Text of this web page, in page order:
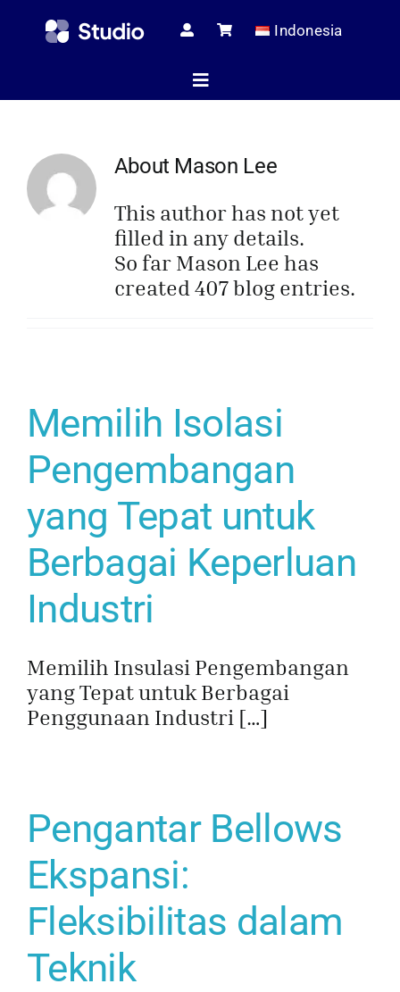
Indonesia
Toggle
Artikel
About Mason Lee
This author has not yet
filled in any details.
So far Mason Lee has
created 407 blog entries.
Memilih Isolasi
Pengembangan
yang Tepat untuk
Berbagai Keperluan
Industri
Memilih Insulasi Pengembangan
yang Tepat untuk Berbagai
Penggunaan Industri […]
Pengantar Bellows
Ekspansi:
Fleksibilitas dalam
Teknik